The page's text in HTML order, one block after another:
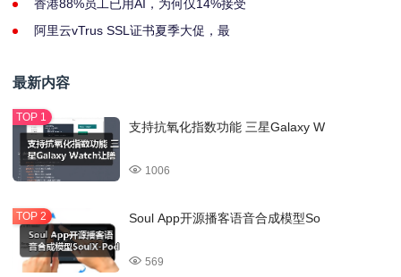
香港88%员工已用AI，为何仅14%接受
阿里云vTrus SSL证书夏季大促，最
最新内容
支持抗氧化指数功能 三星Galaxy W
1006
Soul App开源播客语音合成模型So
569